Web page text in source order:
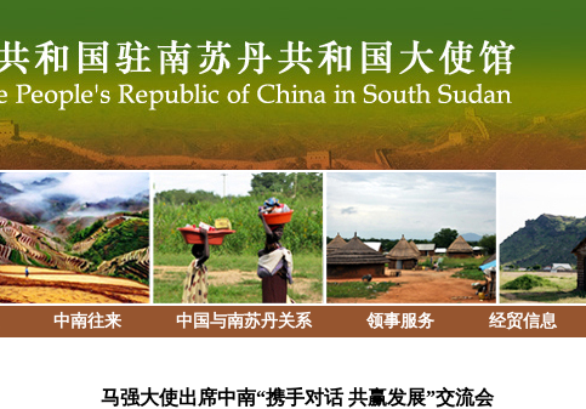
中南往来 中国与南苏丹关系 领事服务 经贸信息
马强大使出席中南“携手对话 共赢发展”交流会